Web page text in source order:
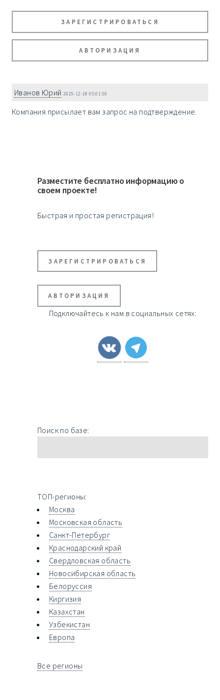
ЗАРЕГИСТРИРОВАТЬСЯ
АВТОРИЗАЦИЯ
Иванов Юрий 2025-12-18 05:01:50
Компания присылает вам запрос на подтверждение.
Разместите бесплатно информацию о
своем проекте!
Быстрая и простая регистрация!
ЗАРЕГИСТРИРОВАТЬСЯ
АВТОРИЗАЦИЯ
Подключайтесь к нам в социальных сетях:
Поиск по базе:
ТОП-регионы:
Москва
Московская область
Санкт-Петербург
Краснодарский край
Свердловская область
Новосибирская область
Белоруссия
Киргизия
Казахстан
Узбекистан
Европа
Все регионы